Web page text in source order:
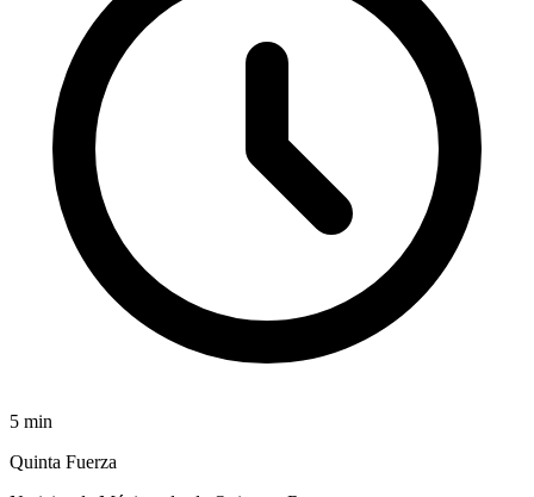
5 min
Quinta Fuerza